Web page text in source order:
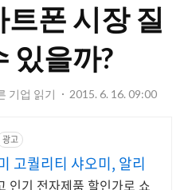
어
라
이
프
닷
컴!
폰 시장 질
있을까?
기업 읽기 2015. 6. 16. 09:00
광고
고퀄리티 샤오미, 알리
인기 전자제품 할인가로 쇼